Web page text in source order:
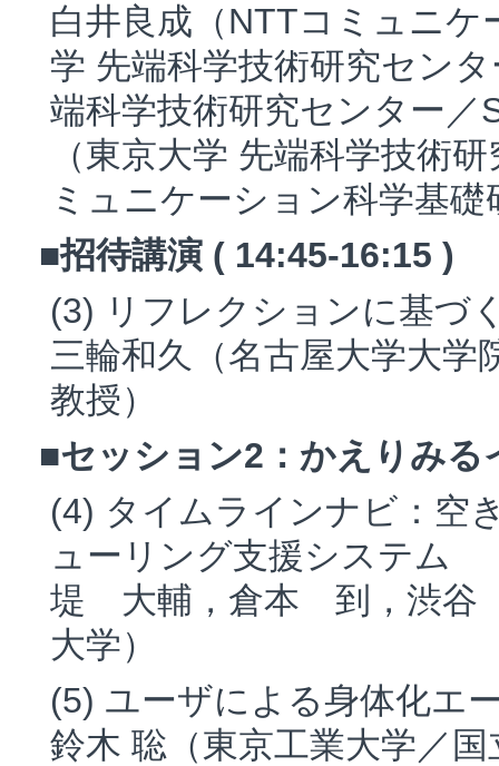
白井良成（NTTコミュニ
学 先端科学技術研究セン
端科学技術研究センター／
（東京大学 先端科学技術
ミュニケーション科学基礎
■招待講演 ( 14:45-16:15 )
(3) リフレクションに基づ
三輪和久（名古屋大学大学
教授）
■セッション2：かえりみ
(4) タイムラインナビ：空
ューリング支援システム
堤 大輔，倉本 到，渋谷
大学）
(5) ユーザによる身体化エ
鈴木 聡（東京工業大学／